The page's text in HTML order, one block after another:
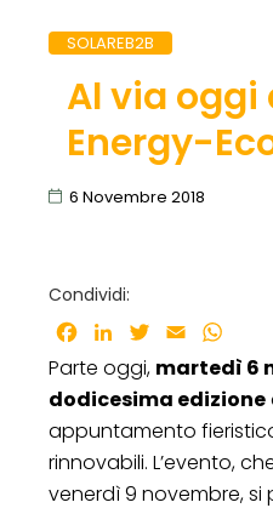
SOLAREB2B
Al via oggi
Energy-
6 Novembre 2018
Condividi:
Facebook
LinkedInTwitter
Email
Parte oggi, martedì 6
dodicesima edizione
appuntamento
rinnovabili. L’evento,
venerdì 9 novembre,